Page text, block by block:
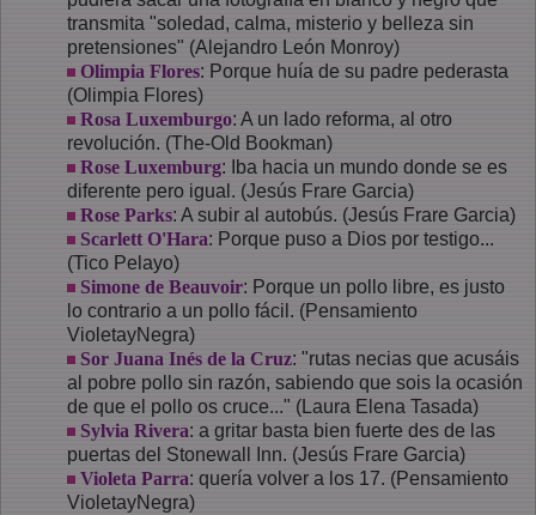
transmita "soledad, calma, misterio y belleza sin
pretensiones" (Alejandro León Monroy)
Olimpia Flores: Porque huía de su padre pederasta
(Olimpia Flores)
Rosa Luxemburgo: A un lado reforma, al otro
revolución. (The-Old Bookman)
Rose Luxemburg: Iba hacia un mundo donde se es
diferente pero igual. (Jesús Frare Garcia)
Rose Parks: A subir al autobús. (Jesús Frare Garcia)
Scarlett O'Hara: Porque puso a Dios por testigo...
(Tico Pelayo)
Simone de Beauvoir: Porque un pollo libre, es justo
lo contrario a un pollo fácil. (Pensamiento
VioletayNegra)
Sor Juana Inés de la Cruz: "rutas necias que acusáis
al pobre pollo sin razón, sabiendo que sois la ocasión
de que el pollo os cruce..." (Laura Elena Tasada)
Sylvia Rivera: a gritar basta bien fuerte des de las
puertas del Stonewall Inn. (Jesús Frare Garcia)
Violeta Parra: quería volver a los 17. (Pensamiento
VioletayNegra)